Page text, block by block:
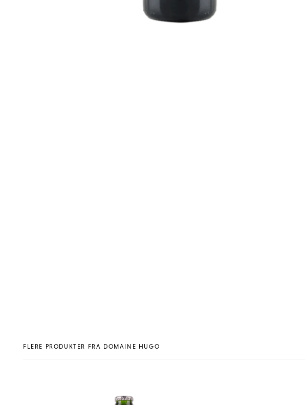
FLERE PRODUKTER FRA DOMAINE HUGO